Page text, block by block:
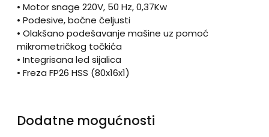
• Motor snage 220V, 50 Hz, 0,37Kw
• Podesive, bočne čeljusti
• Olakšano podešavanje mašine uz pomoć
mikrometričkog točkića
• Integrisana led sijalica
• Freza FP26 HSS (80x16x1)
Dodatne mogućnosti